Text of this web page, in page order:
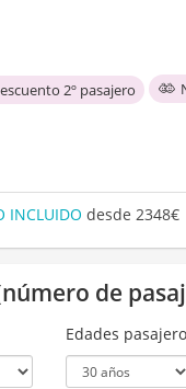
2º pasajero
INCLUIDO desde 2348€
de
Edades